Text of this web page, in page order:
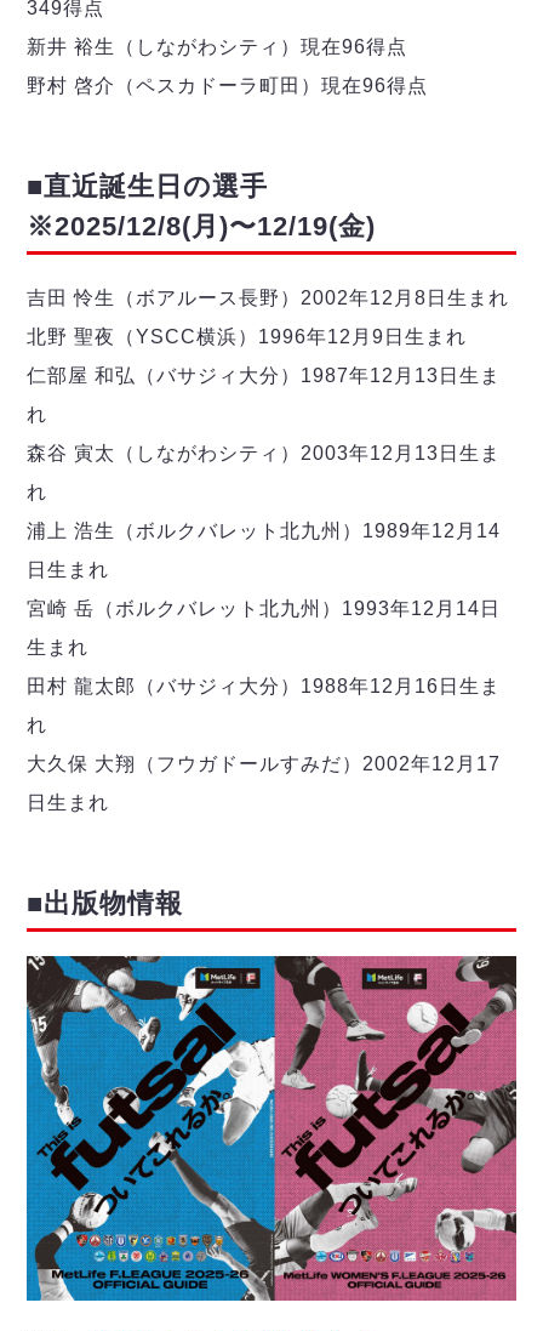
349得点
新井 裕生（しながわシティ）現在96得点
野村 啓介（ペスカドーラ町田）現在96得点
■直近誕生日の選手
※2025/12/8(月)〜12/19(金)
吉田 怜生（ボアルース長野）2002年12月8日生まれ
北野 聖夜（YSCC横浜）1996年12月9日生まれ
仁部屋 和弘（バサジィ大分）1987年12月13日生ま
れ
森谷 寅太（しながわシティ）2003年12月13日生ま
れ
浦上 浩生（ボルクバレット北九州）1989年12月14
日生まれ
宮崎 岳（ボルクバレット北九州）1993年12月14日
生まれ
田村 龍太郎（バサジィ大分）1988年12月16日生ま
れ
大久保 大翔（フウガドールすみだ）2002年12月17
日生まれ
■出版物情報